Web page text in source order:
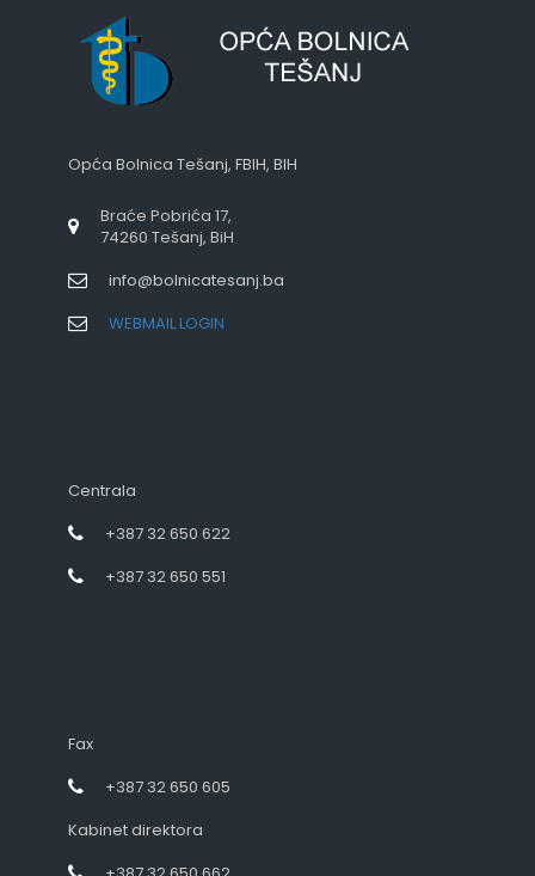
Opća Bolnica Tešanj, FBIH, BIH
Braće Pobrića 17,
74260 Tešanj, BiH
info@bolnicatesanj.ba
WEBMAIL LOGIN
Centrala
+387 32 650 622
+387 32 650 551
Fax
+387 32 650 605
Kabinet direktora